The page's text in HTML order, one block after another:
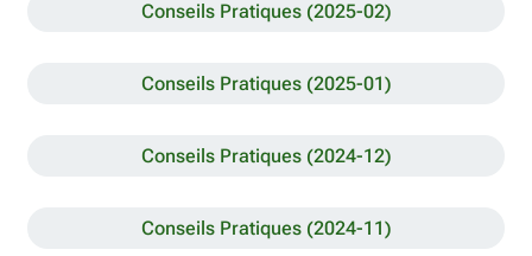
Conseils Pratiques (2025-02)
Conseils Pratiques (2025-01)
Conseils Pratiques (2024-12)
Conseils Pratiques (2024-11)